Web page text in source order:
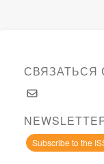
СВЯЗАТЬСЯ
Subscribe to the